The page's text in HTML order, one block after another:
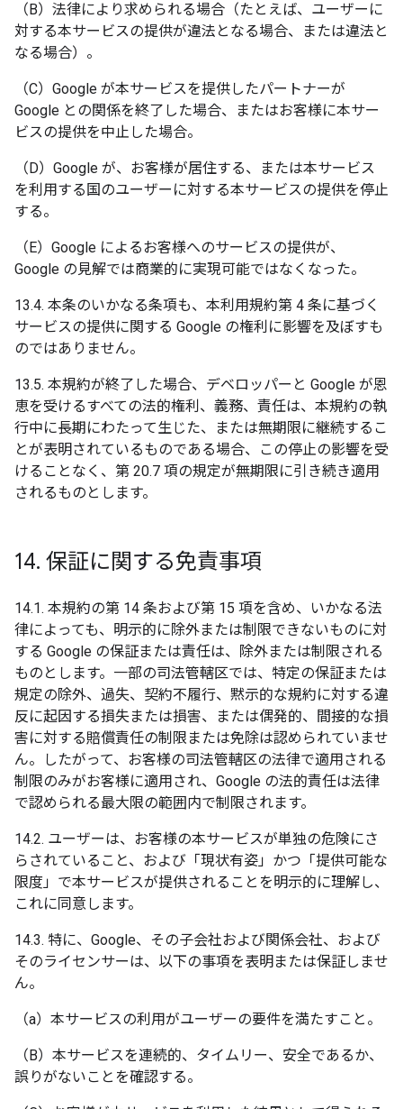
（B）法律により求められる場合（たとえば、ユーザーに
対する本サービスの提供が違法となる場合、または違法と
なる場合）。
（C）Google が本サービスを提供したパートナーが
Google との関係を終了した場合、またはお客様に本サー
ビスの提供を中止した場合。
（D）Google が、お客様が居住する、または本サービス
を利用する国のユーザーに対する本サービスの提供を停止
する。
（E）Google によるお客様へのサービスの提供が、
Google の見解では商業的に実現可能ではなくなった。
13.4. 本条のいかなる条項も、本利用規約第 4 条に基づく
サービスの提供に関する Google の権利に影響を及ぼすも
のではありません。
13.5. 本規約が終了した場合、デベロッパーと Google が恩
恵を受けるすべての法的権利、義務、責任は、本規約の執
行中に長期にわたって生じた、または無期限に継続するこ
とが表明されているものである場合、この停止の影響を受
けることなく、第 20.7 項の規定が無期限に引き続き適用
されるものとします。
14. 保証に関する免責事項
14.1. 本規約の第 14 条および第 15 項を含め、いかなる法
律によっても、明示的に除外または制限できないものに対
する Google の保証または責任は、除外または制限される
ものとします。一部の司法管轄区では、特定の保証または
規定の除外、過失、契約不履行、黙示的な規約に対する違
反に起因する損失または損害、または偶発的、間接的な損
害に対する賠償責任の制限または免除は認められていませ
ん。したがって、お客様の司法管轄区の法律で適用される
制限のみがお客様に適用され、Google の法的責任は法律
で認められる最大限の範囲内で制限されます。
14.2. ユーザーは、お客様の本サービスが単独の危険にさ
らされていること、および「現状有姿」かつ「提供可能な
限度」で本サービスが提供されることを明示的に理解し、
これに同意します。
14.3. 特に、Google、その子会社および関係会社、および
そのライセンサーは、以下の事項を表明または保証しませ
ん。
（a）本サービスの利用がユーザーの要件を満たすこと。
（B）本サービスを連続的、タイムリー、安全であるか、
誤りがないことを確認する。